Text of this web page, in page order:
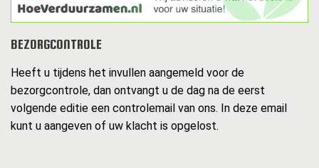
BEZORGCONTROLE
Heeft u tijdens het invullen aangemeld voor de
bezorgcontrole, dan ontvangt u de dag na de eerst
volgende editie een controlemail van ons. In deze email
kunt u aangeven of uw klacht is opgelost.